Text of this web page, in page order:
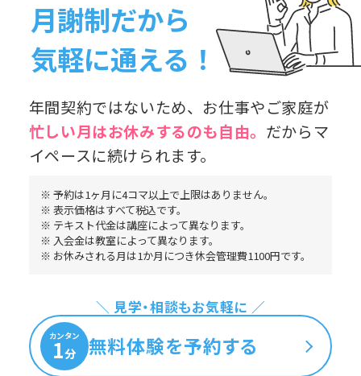
月謝制だから
気軽に通える！
年間契約ではないため、お仕事やご家庭が
忙しい月はお休みするのも自由。 だからマ
イペースに続けられます。
※ 予約は1ヶ月に4コマ以上で上限はありません。
※ 表示価格はすべて税込です。
※ テキスト代金は講座によって異なります。
※ 入会金は教室によって異なります。
※ お休みされる月は1か月につき休会管理費1100円です。
＼ 見学・相談もお気軽に ／
カンタン
1分 無料体験を予約する